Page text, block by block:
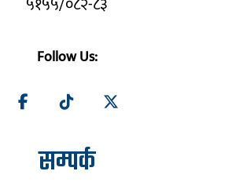
Follow Us:
सम्पर्क